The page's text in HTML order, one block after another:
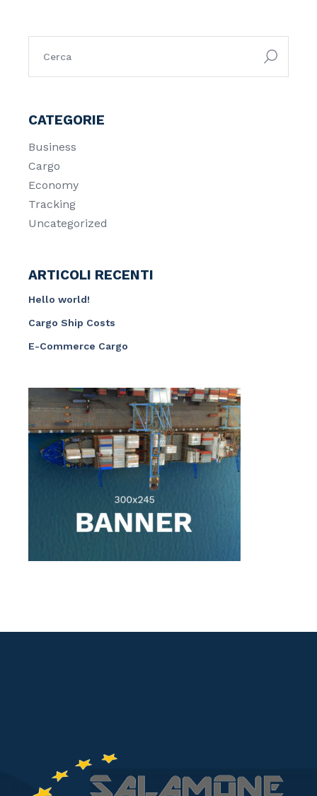
CATEGORIE
Business
Cargo
Economy
Tracking
Uncategorized
ARTICOLI RECENTI
Hello world!
Cargo Ship Costs
E-Commerce Cargo